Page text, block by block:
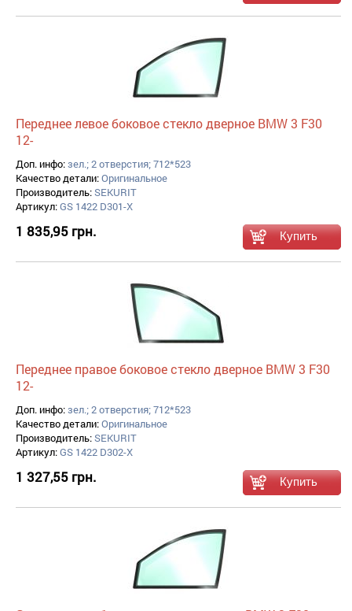
Переднее левое боковое стекло дверное BMW 3 F30
12-
Доп. инфо:зел.; 2 отверстия; 712*523
Качество детали:Оригинальное
Производитель:SEKURIT
Артикул:GS 1422 D301-X
1 835,95 грн.
Переднее правое боковое стекло дверное BMW 3 F30
12-
Доп. инфо:зел.; 2 отверстия; 712*523
Качество детали:Оригинальное
Производитель:SEKURIT
Артикул:GS 1422 D302-X
1 327,55 грн.